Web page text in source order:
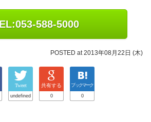
588-5000
POSTED at 2013年08月22日 (木)
Tweet
undefined
共有する
0
ブックマーク
0